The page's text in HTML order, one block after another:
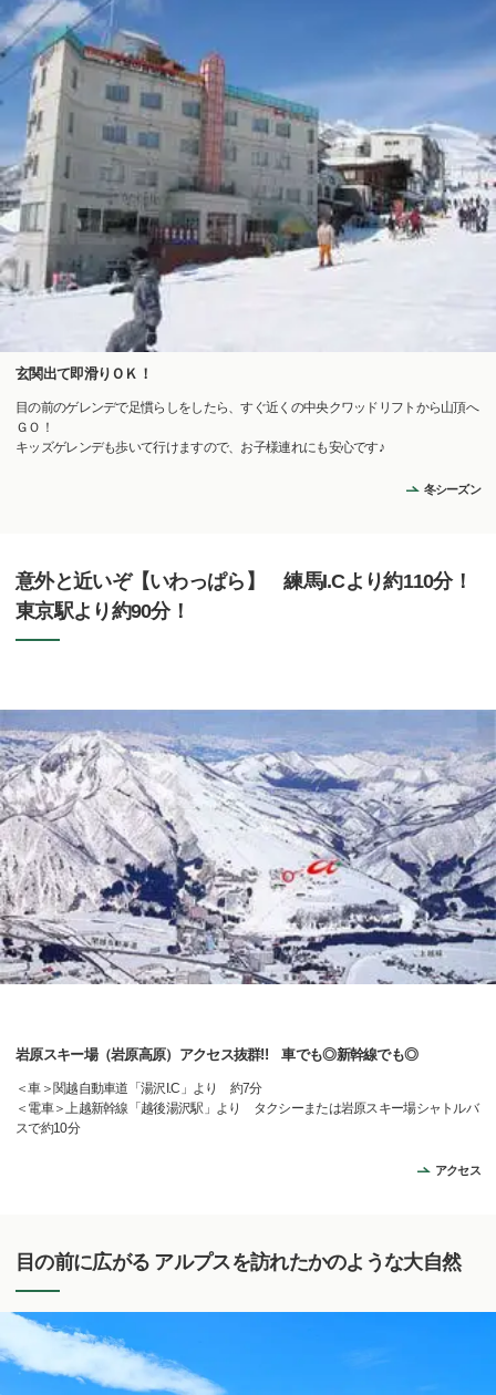
玄関出て即滑りＯＫ！
目の前のゲレンデで足慣らしをしたら、すぐ近くの中央クワッドリフトから山頂へ
ＧＯ！
キッズゲレンデも歩いて行けますので、お子様連れにも安心です♪
冬シーズン
意外と近いぞ【いわっぱら】 練馬I.Cより約110分！
東京駅より約90分！
岩原スキー場（岩原高原）アクセス抜群!! 車でも◎新幹線でも◎
＜車＞関越自動車道「湯沢I.C」より 約7分
＜電車＞上越新幹線「越後湯沢駅」より タクシーまたは岩原スキー場シャトルバ
スで約10分
アクセス
目の前に広がる アルプスを訪れたかのような大自然